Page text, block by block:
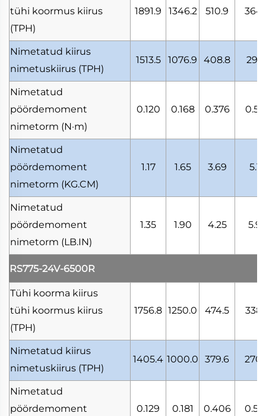
tühi koormus kiirus
(TPH)
1891.9 1346.2 510.9
Nimetatud kiirus
nimetuskiirus (TPH)
1513.5 1076.9 408.8
Nimetatud
pöördemoment
nimetorm (N·m)
0.120 0.168 0.376
Nimetatud
pöördemoment
nimetorm (KG.CM)
1.17 1.65 3.69 5.17
Nimetatud
pöördemoment
nimetorm (LB.IN)
1.35 1.90 4.25 5.95
RS775-24V-6500R
Tühi koorma kiirus
tühi koormus kiirus
(TPH)
1756.8 1250.0 474.5
Nimetatud kiirus
nimetuskiirus (TPH)
1405.4 1000.0 379.6
Nimetatud
pöördemoment
0.129 0.181 0.406